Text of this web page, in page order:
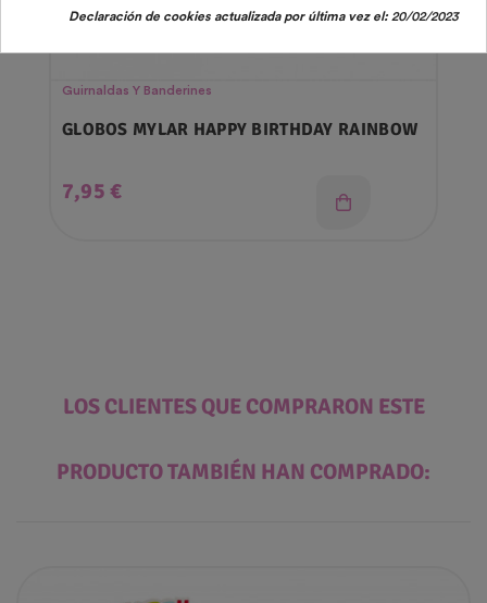
Guirnaldas Y Banderines
GLOBOS MYLAR HAPPY BIRTHDAY RAINBOW
Precio
7,95 €
LOS CLIENTES QUE COMPRARON ESTE
PRODUCTO TAMBIÉN HAN COMPRADO:
Declaración de cookies actualizada por última vez el:20/02/2023